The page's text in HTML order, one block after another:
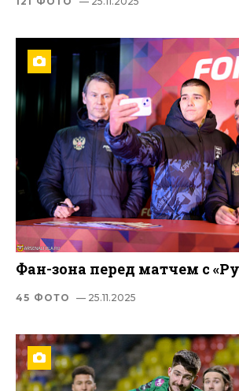
Фан-зона перед матчем с
45 ФОТО — 25.11.2025